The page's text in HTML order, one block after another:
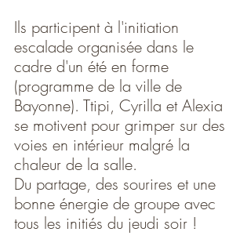
Ils participent à l'initiation
escalade organisée dans le
cadre d'un été en forme
(programme de la ville de
Bayonne). Ttipi, Cyrilla et Alexia
se motivent pour grimper sur des
voies en intérieur malgré la
chaleur de la salle.
Du partage, des sourires et une
bonne énergie de groupe avec
tous les initiés du jeudi soir !